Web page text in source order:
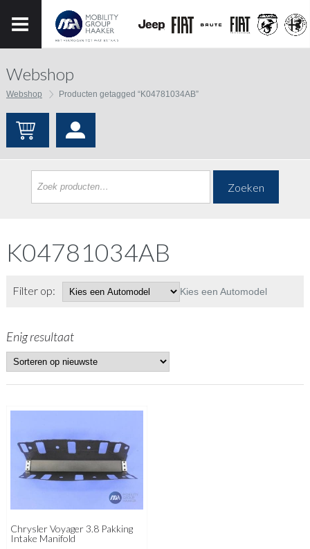
Webshop
Webshop Producten getagged “K04781034AB”
Zoeken
K04781034AB
Filter op: Kies een Automodel
Enig resultaat
Chrysler Voyager 3.8 Pakking
Intake Manifold